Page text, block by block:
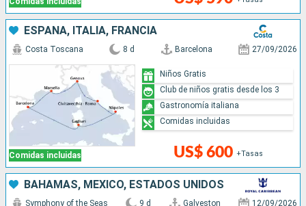
ESPAÑA, ITALIA, FRANCIA
Comidas incluidas
Costa Toscana 8 d Barcelona 27/09/2026
US$ 600 +Tasas
Niños Gratis
Club de niños gratis desde los 3
Gastronomía italiana
Comidas incluidas
BAHAMAS, MÉXICO, ESTADOS UNIDOS
Symphony of the Seas 9 d Galveston 12/09/2026